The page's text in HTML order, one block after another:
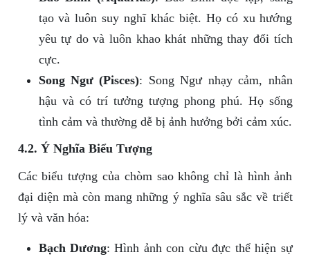
tạo và luôn suy nghĩ khác biệt. Họ có xu hướng
yêu tự do và luôn khao khát những thay đổi tích
cực.
Song Ngư (Pisces): Song Ngư nhạy cảm, nhân
hậu và có trí tưởng tượng phong phú. Họ sống
tình cảm và thường dễ bị ảnh hưởng bởi cảm xúc.
4.2. Ý Nghĩa Biểu Tượng
Các biểu tượng của chòm sao không chỉ là hình ảnh
đại diện mà còn mang những ý nghĩa sâu sắc về triết
lý và văn hóa:
Bạch Dương: Hình ảnh con cừu đực thể hiện sự